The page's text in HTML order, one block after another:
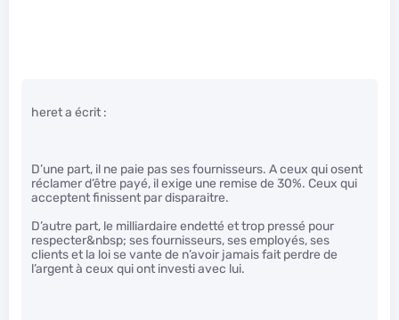
heret a écrit :
D’une part, il ne paie pas ses fournisseurs. A ceux qui osent
réclamer d’être payé, il exige une remise de 30%. Ceux qui
acceptent finissent par disparaitre.
D’autre part, le milliardaire endetté et trop pressé pour
respecter&nbsp; ses fournisseurs, ses employés, ses
clients et la loi se vante de n’avoir jamais fait perdre de
l’argent à ceux qui ont investi avec lui.